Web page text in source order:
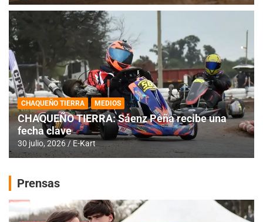
CHAQUEÑO TIERRA MEDIOS
CHAQUEÑO TIERRA: Sáenz Peña recibe una
fecha clave
30 julio, 2026 E-Kart
Prensas